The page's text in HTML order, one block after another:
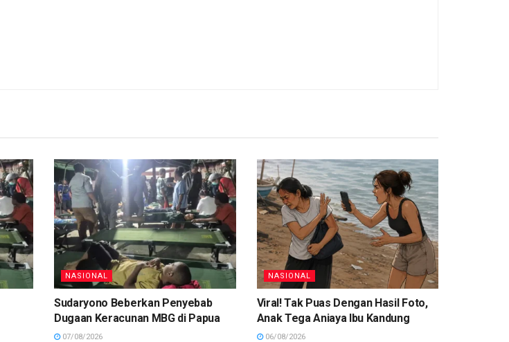
NASIONAL
Sudaryono Beberkan Penyebab
Dugaan Keracunan MBG di Papua
07/08/2026
NASIONAL
Viral! Tak Puas Dengan Hasil Foto,
Anak Tega Aniaya Ibu Kandung
06/08/2026